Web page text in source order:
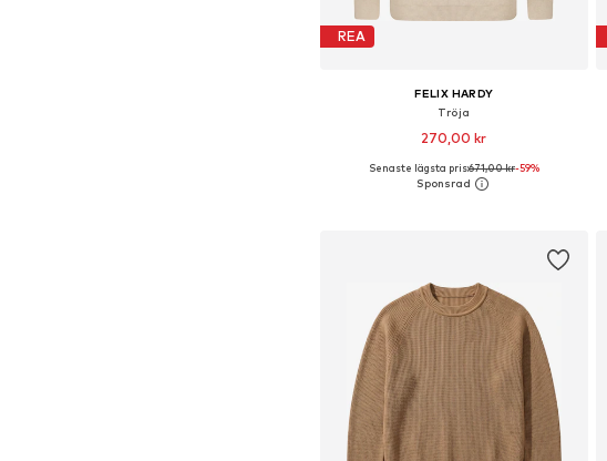
REA
FELIX HARDY
Tröja
270,00 kr
Tillgängliga storlekar: M, L, XL, XXL
Senaste lägsta pris:671,00 kr-59%